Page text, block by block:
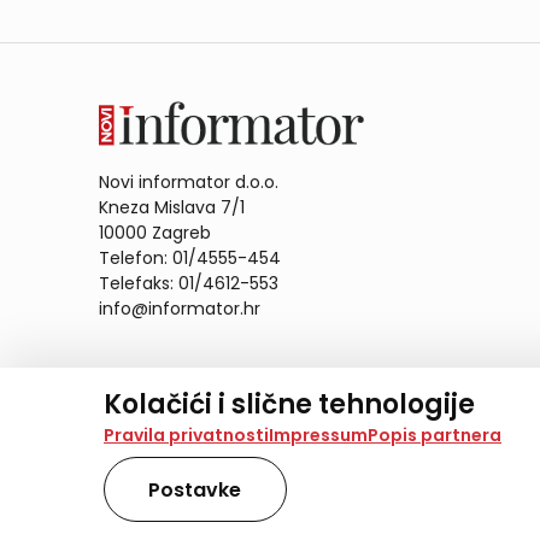
Kolačići i slične tehnologije
Na našoj web stranici koristimo kolačiće i slične
analiziramo promet na stranici te prikazujemo
također koriste ove tehnologije.
Odabirom opcije „Samo nužno“ prihvaćate samo
obradu svih kolačića potrebnih za analitiku i
Pravila privatnostiImpressumPopis partnera
Postavke
Novi informator d.o.o.
Kneza Mislava 7/1
10000 Zagreb
Telefon: 01/4555-454
Telefaks: 01/4612-553
info@informator.hr